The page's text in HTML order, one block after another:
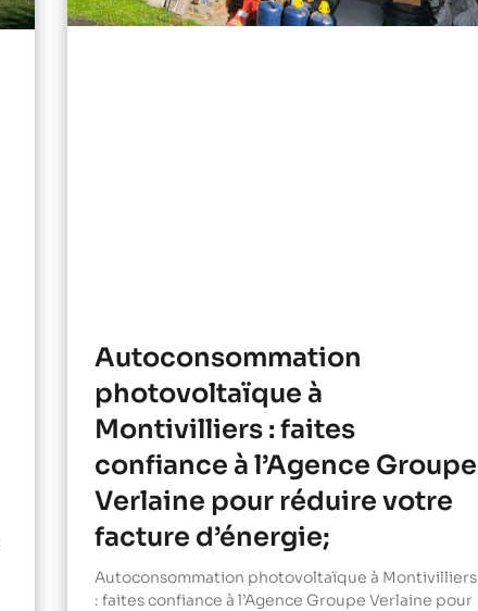
Autoconsommation
photovoltaïque à
Montivilliers : faites
confiance à l’Agence Groupe
Verlaine pour réduire votre
facture d’énergie;
Autoconsommation photovoltaïque à Montivilliers
: faites confiance à l’Agence Groupe Verlaine pour